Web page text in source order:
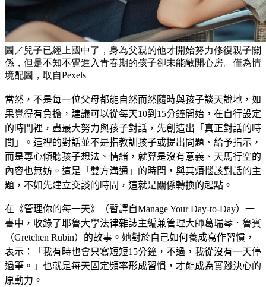
圖／兒子已經上國中了，身為父親的他才開始努力修復親子關
係，但是不知不覺進入青春期的孩子卻未能敞開心房。僅為情
境配圖，取自Pexels
當然，不是每一位父母都能自然而然隨時與孩子談天說地，如
果覺得有負擔，建議可以從每天10到15分鐘開始，在自行設定
的時間裡，盡最大努力與孩子對話，先創造出「真正對話的時
間」。這裡的對話並不是指教訓孩子或提出問題、給予指示，
而是專心傾聽孩子想法、情緒，就算是沒有意義、天馬行空的
內容也無妨。這是「雙方溝通」的時間，與其煩惱該對話的主
題，不如先建立交談的時間，這就是關係轉換的起點。
在《管理你的每一天》（暫譯自Manage Your Day-to-Day）一
書中，收錄了耶魯大學法律雜誌主編兼管理大師葛瑞琴．魯賓
（Gretchen Rubin）的故事。她對於自己如何養成寫作習慣，
表示：「我有時也會只寫短短15分鐘，不過，我從沒有一天停
過筆。」也就是每天固定頻率形成習慣，才能成為實踐決心的
原動力。